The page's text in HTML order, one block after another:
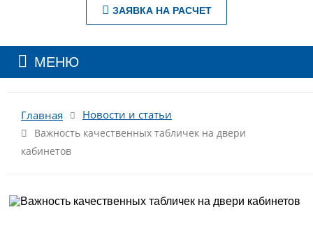
ЗАЯВКА НА РАСЧЕТ
МЕНЮ
Главная Новости и статьи
Важность качественных табличек на двери
кабинетов